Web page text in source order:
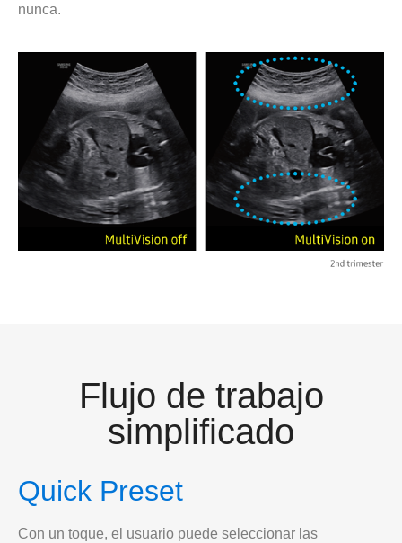
nunca.
Flujo de trabajo
simplificado
Quick Preset
Con un toque, el usuario puede seleccionar las